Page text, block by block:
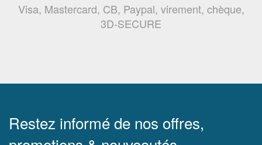
Visa, Mastercard, CB, Paypal, virement, chèque,
3D-SECURE
Restez informé de nos offres,